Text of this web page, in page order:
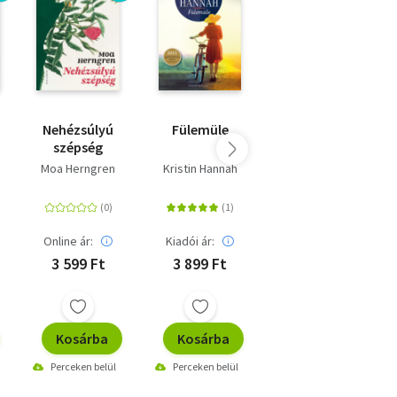
Nehézsúlyú
szépség
Moa Herngren
Online ár:
3 599 Ft
Kosárba
Perceken belül
Fülemüle
Kristin Hannah
Kiadói ár:
3 899 Ft
Kosárba
Perceken belül